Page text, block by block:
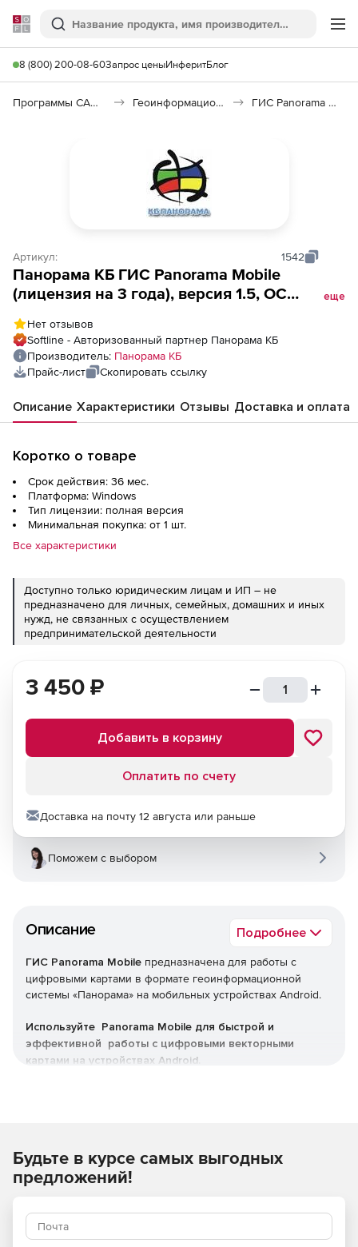
Softline
Поиск
8 (800) 200-08-60Запрос ценыИнферитБлог
Программы САПР и ГИС Геоинформационные системы (ГИС) ГИС Panorama Mobile
Артикул: 1542
Панорама КБ ГИС Panorama Mobile
(лицензия на 3 года), версия 1.5, ОС
еще
Нет отзывов
Softline - Авторизованный партнер Панорама КБ
Производитель: Панорама КБ
Прайс-лист
Скопировать ссылку
Описание Характеристики Отзывы Доставка и оплата
Коротко о товаре
Срок действия: 36 мес.
Платформа: Windows
Тип лицензии: полная версия
Минимальная покупка: от 1 шт.
Все характеристики
Доступно только юридическим лицам и ИП – не
предназначено для личных, семейных, домашних и иных
нужд, не связанных с осуществлением
предпринимательской деятельности
Описание Подробнее
ГИС Panorama Mobile предназначена для работы с
цифровыми картами в формате геоинформационной
системы «Панорама» на мобильных устройствах Android.
Используйте Panorama Mobile для быстрой и
эффективной работы с цифровыми векторными
картами на устройствах Android.
3 450 ₽
Добавить в корзину
Оплатить по счету
Доставка на почту 12 августа или раньше
Поможем с выбором
Будьте в курсе самых выгодных
предложений!